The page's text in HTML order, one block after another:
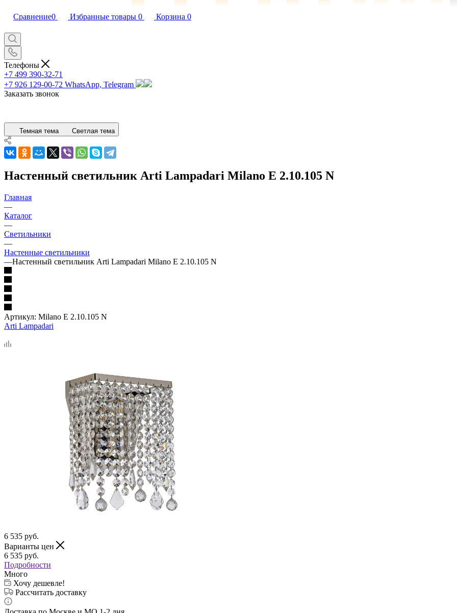
Сравнение0 Избранные товары 0 Корзина 0
Телефоны
+7 499 390-32-71
+7 926 129-00-72 WhatsApp, Telegram
Заказать звонок
Темная тема Светлая тема
Настенный светильник Arti Lampadari Milano E 2.10.105 N
Главная
—
Каталог
—
Светильники
—
Настенные светильники
—Настенный светильник Arti Lampadari Milano E 2.10.105 N
Артикул: Milano E 2.10.105 N
Arti Lampadari
6 535 руб.
Варианты цен
6 535 руб.
Подробности
Много
Хочу дешевле!
Рассчитать доставку